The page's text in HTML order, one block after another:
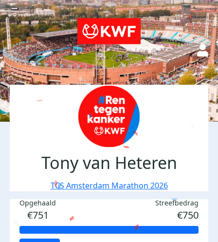
Tony van Heteren
TCS Amsterdam Marathon 2026
Opgehaald
€751
Streefbedrag
€750